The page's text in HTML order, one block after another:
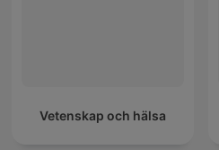
Vetenskap och hälsa